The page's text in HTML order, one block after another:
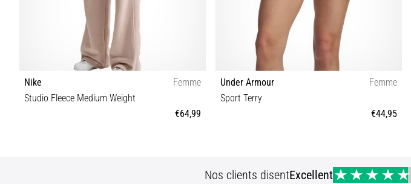
Nike
Femme
Studio Fleece Medium Weight
€64,99
Under Armour
Femme
Sport Terry
€44,95
Nos clients disentExcellent